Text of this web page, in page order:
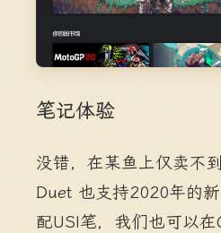
笔记体验
没错，在某鱼上仅卖不
Duet 也支持2020年的
配USI笔，我们也可以